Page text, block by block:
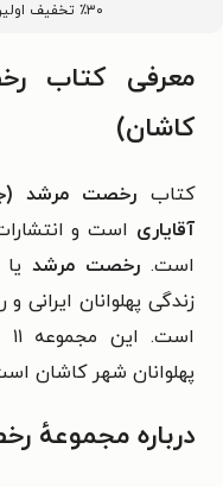
٪۳۰ تخفیف اولین خرید کتاب با کد
معرفی کتاب
کاشان)
کتابرخصت مرشد
آقایاری است و
است.رخصت مرشد یا
زندگی پهلوانان
پهلوانان شهر کاشان
درباره مجموعهٔ